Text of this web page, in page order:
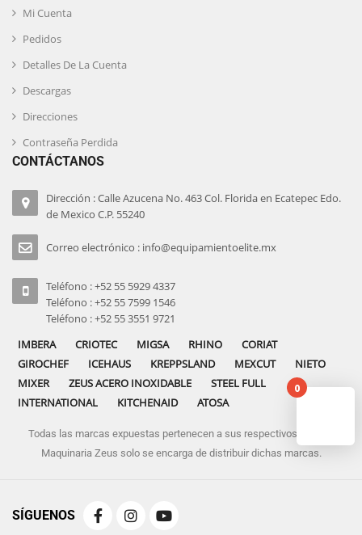
Mi Cuenta
Pedidos
Detalles De La Cuenta
Descargas
Direcciones
Contraseña Perdida
CONTÁCTANOS
Dirección : Calle Azucena No. 463 Col. Florida en Ecatepec Edo.
de Mexico C.P. 55240
Correo electrónico : info@equipamientoelite.mx
Teléfono : +52 55 5929 4337
Teléfono : +52 55 7599 1546
Teléfono : +52 55 3551 9721
IMBERA
CRIOTEC MIGSA RHINO
CORIAT
GIROCHEF
ICEHAUS KREPPSLAND MEXCUT
NIETO
MIXER
ZEUS ACERO INOXIDABLE
STEEL FULL
INTERNATIONAL
KITCHENAID ATOSA
Todas las marcas expuestas pertenecen a sus respectivos dueños
Maquinaria Zeus solo se encarga de distribuir dichas marcas.
SÍGUENOS
0